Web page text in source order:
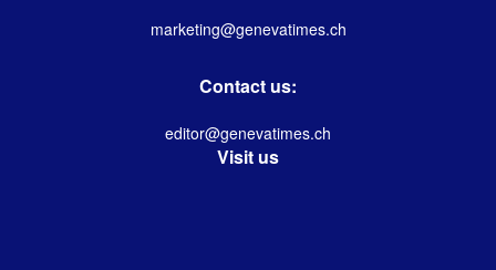
marketing@genevatimes.ch
Contact us:
editor@genevatimes.ch
Visit us